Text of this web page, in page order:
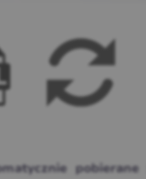
pobierane